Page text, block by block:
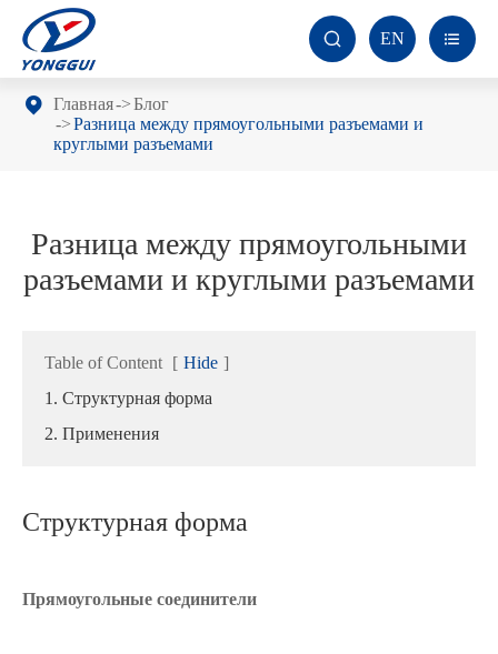
 EN 
Главная
Блог
Разница между прямоугольными разъемами и
круглыми разъемами
Разница между прямоугольными
разъемами и круглыми разъемами
Table of Content [ Hide ]
1. Структурная форма
2. Применения
Структурная форма
Прямоугольные соединители